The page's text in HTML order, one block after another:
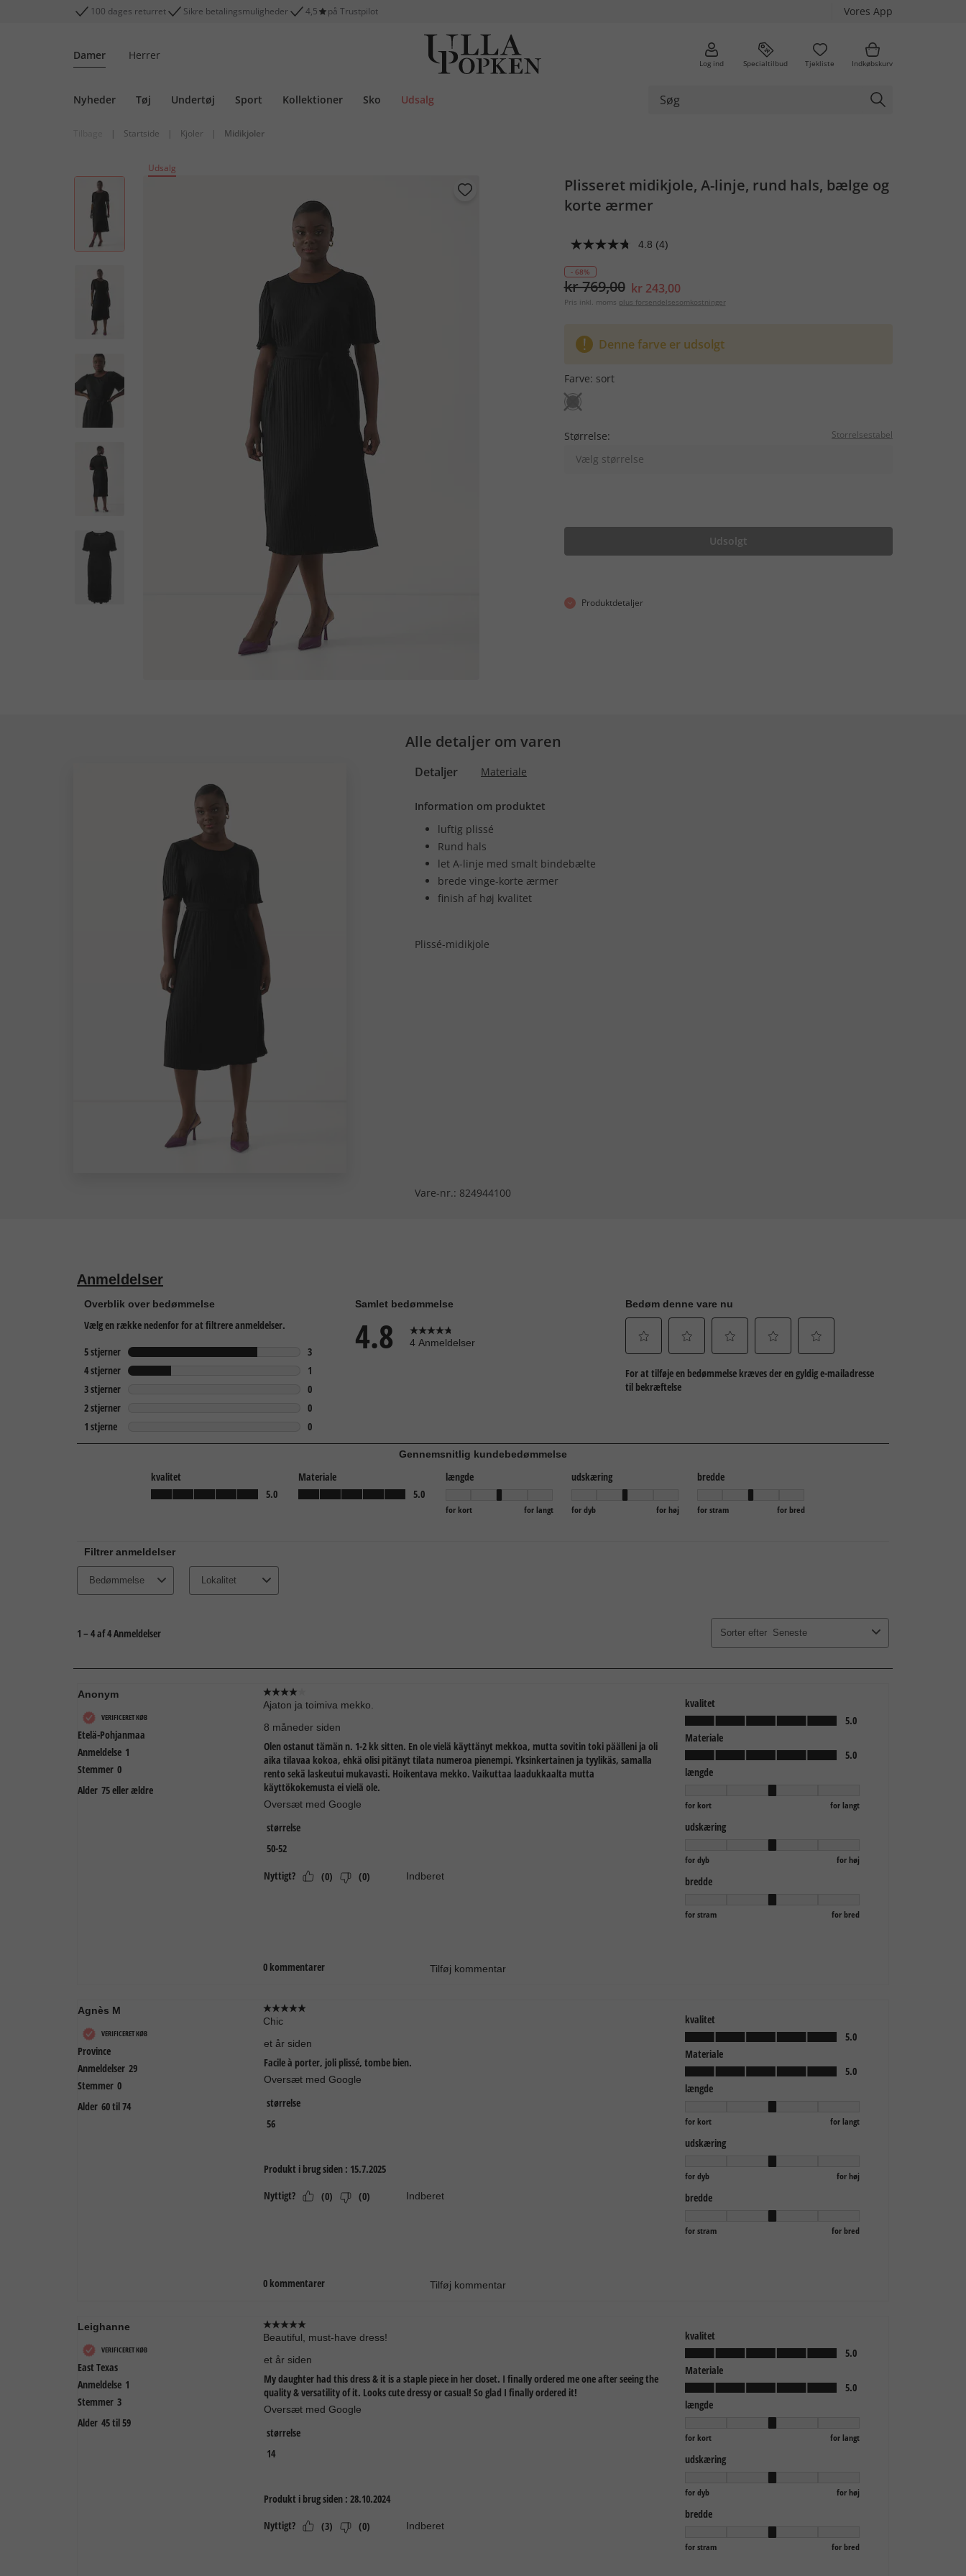
100 dages returret Sikre betalingsmuligheder 4,5 på Trustpilot Vores App
Damer Herrer
Log ind Specialtilbud Tjekliste Indkøbskurv
Nyheder Tøj Undertøj Sport Kollektioner Sko Udsalg
| Startside | Kjoler | Midikjoler
Udsalg
Plisseret midikjole, A-linje, rund hals, bælge og
korte ærmer
4.8 (4)
- 68%
kr 769,00 kr 243,00
Pris inkl. moms plus forsendelsesomkostninger
Denne farve er udsolgt
Farve: sort
Størrelse: Storrelsestabel
Vælg størrelse
Udsolgt
Produktdetaljer
Alle detaljer om varen
Detaljer Materiale
Information om produktet
luftig plissé
Rund hals
let A-linje med smalt bindebælte
brede vinge-korte ærmer
finish af høj kvalitet
Plissé-midikjole
Vare-nr.: 824944100